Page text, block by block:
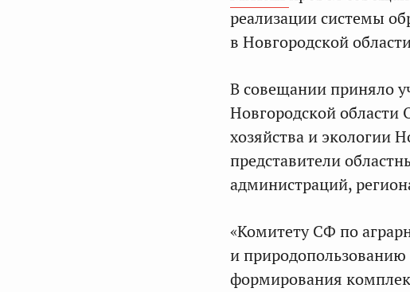
реализации системы
в Новгородской
В совещании приняло
Новгородской области
хозяйства и экологии
представители
администраций,
«Комитету СФ по
и
формирования